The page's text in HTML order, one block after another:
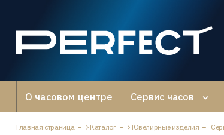
О часовом центре Сервис часов
Главная страница Каталог Ювелирные изделия